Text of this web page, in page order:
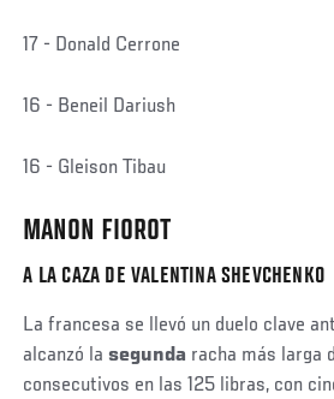
17 - Donald Cerrone
16 - Beneil Dariush
16 - Gleison Tibau
MANON FIOROT
A LA CAZA DE VALENTINA SHEVCHENKO
La francesa se llevó un duelo clave
alcanzó lasegunda racha más larga
consecutivos en las 125 libras, con